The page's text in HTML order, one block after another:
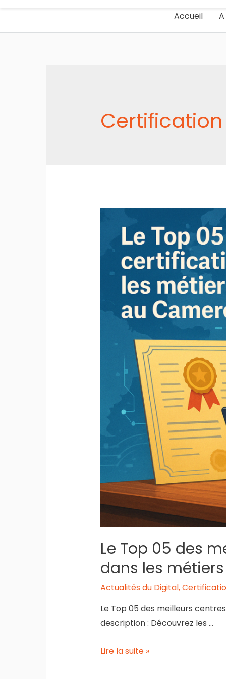
Accueil
Certification
Le Top 05 des
dans les
Actualités du Digital,
Le Top 05 des meilleurs
description : Découvrez les …
Le
Lire la suite »